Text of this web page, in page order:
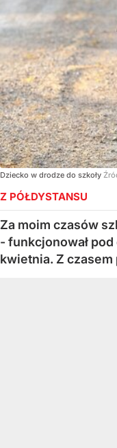
Dziecko w drodze do szkoły
Z PÓŁDYSTANSU
Za moim czasów
- funkcjonował pod
kwietnia. Z czasem